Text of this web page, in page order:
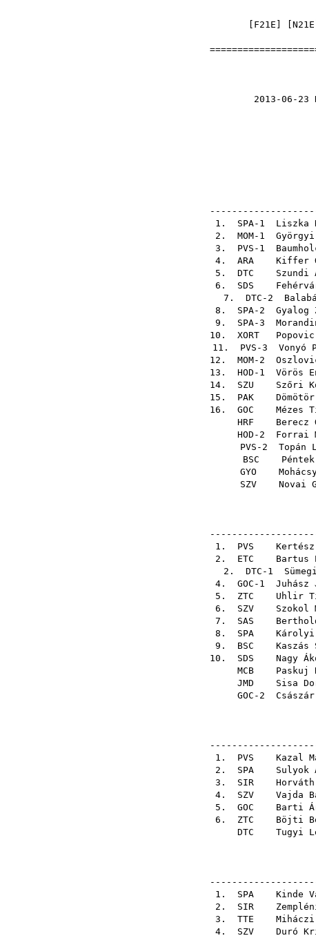
F21E N21E
Nyílt
2013-06-23
1. SPA-1 Liszka
2. MOM-1
3. PVS-1
4. ARA Kiffer
5. DTC
6. SDS
7. DTC-2
8. SPA-2 Gyalog
9. SPA-3
10. XORT
11. PVS-3 Vonyó
12. MOM-2
13. HOD-1 Vörös
14. SZU Szőri
15. PAK
16. GOC Mézes
HRF
Berecz
HOD-2 Forrai
PVS-2 Topán
BSC
GYO
SZV
Novai
1. PVS
2. ETC Bartus
2. DTC-1
4. GOC-1 Juhász
5. ZTC Uhlir
6. SZV Szokol
7. SAS
8. SPA Károlyi
9. BSC
10. SDS Nagy
MCB
Paskuj
JMD
Sisa
GOC-2
1. PVS Kazal
2. SPA Sulyok
3. SIR
4. SZV Vajda
5. GOC Barti
6. ZTC Böjti
DTC
Tugyi
1. SPA Kinde
2. SIR
3. TTE
4. SZV Duró